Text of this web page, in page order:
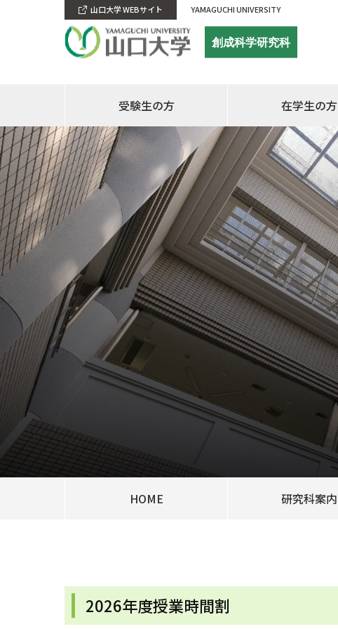
創成科学研究科
山口大学 WEBサイト YAMAGUCHI UNIVERSITY
受験生の方 在学生の方
HOME 研究科案内
2026年度授業時間割